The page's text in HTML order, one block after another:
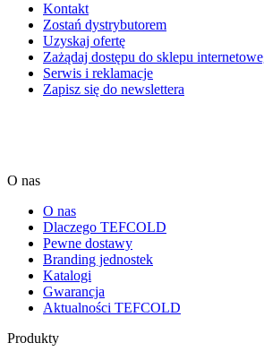
Kontakt
Zostań dystrybutorem
Uzyskaj ofertę
Zażądaj dostępu do sklepu
Serwis i reklamacje
Zapisz się do newslettera
O nas
O nas
Dlaczego TEFCOLD
Pewne dostawy
Branding jednostek
Katalogi
Gwarancja
Aktualności TEFCOLD
Produkty